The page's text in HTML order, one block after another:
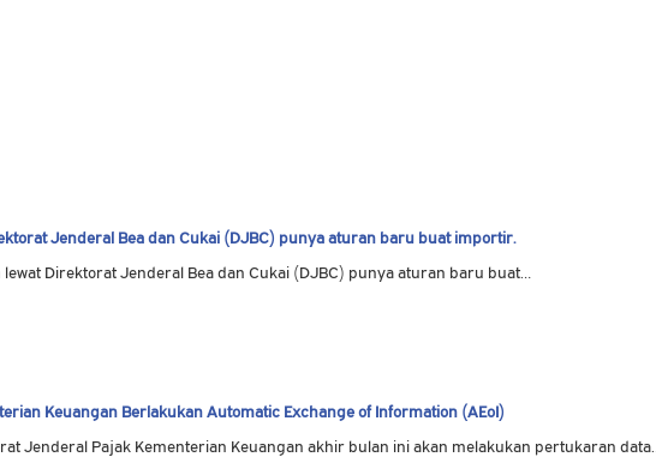
Jenderal Bea dan Cukai (DJBC) punya aturan baru buat importir.
Direktorat Jenderal Bea dan Cukai (DJBC) punya aturan baru buat…
Keuangan Berlakukan Automatic Exchange of Information (AEoI)
Jenderal Pajak Kementerian Keuangan akhir bulan ini akan melakukan pertukaran data…